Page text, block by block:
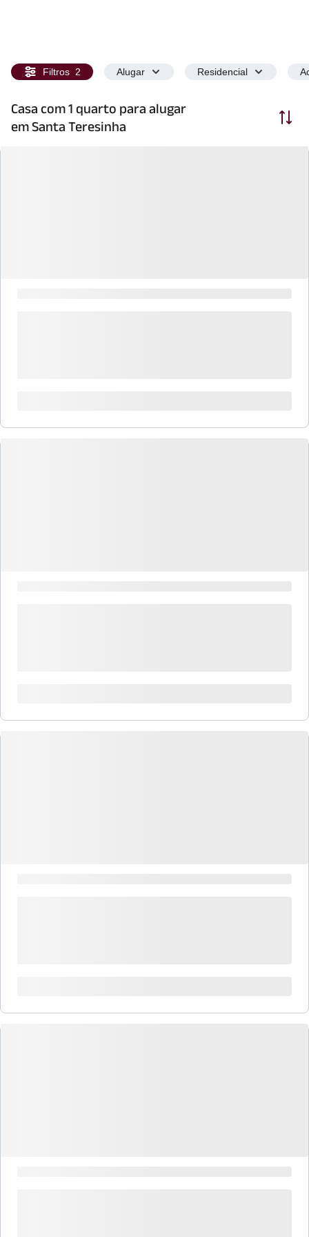
Filtros 2 Alugar Residencial
Casa com 1 quarto para alugar
em Santa Teresinha
Ordenar